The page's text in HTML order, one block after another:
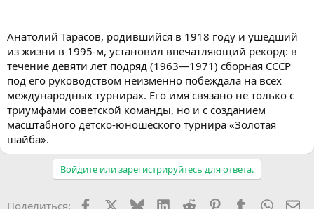
Анатолий Тарасов, родившийся в 1918 году и ушедший
из жизни в 1995-м, установил впечатляющий рекорд: в
течение девяти лет подряд (1963—1971) сборная СССР
под его руководством неизменно побеждала на всех
международных турнирах. Его имя связано не только с
триумфами советской команды, но и с созданием
масштабного детско-юношеского турнира «Золотая
шайба».
Войдите или зарегистрируйтесь для ответа.
Поделиться: FacebookX (Twitter)
BlueskyLinkedIn
Reddit PinterestTumblr